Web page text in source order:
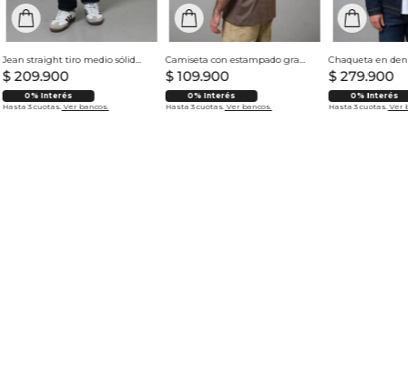
Jean straight tiro medio sólido para hombre
$ 209.900
0% Interés
Hasta 3 cuotas. Ver bancos.
Camiseta con estampado grande en espalda para hombre
$ 109.900
0% Interés
Hasta 3 cuotas. Ver bancos.
$ 279.900
0% Interés
Hasta 3 cuotas. Ver